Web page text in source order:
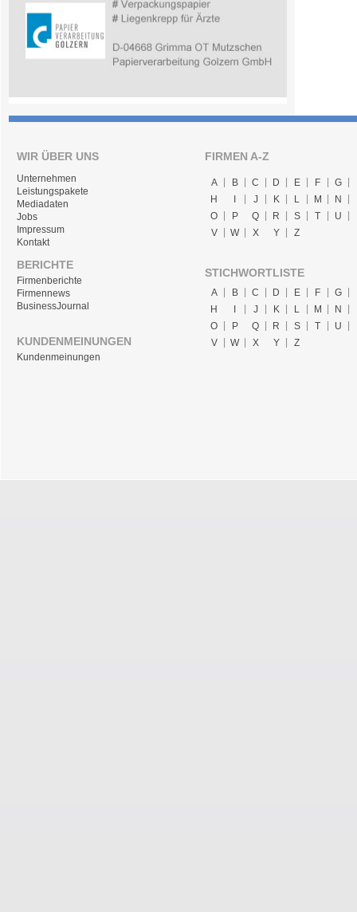
WIR ÜBER UNS
Unternehmen
Leistungspakete
Mediadaten
Jobs
Impressum
Kontakt
BERICHTE
Firmenberichte
Firmennews
BusinessJournal
KUNDENMEINUNGEN
Kundenmeinungen
FIRMEN A-Z
A B C D E F
G
H
I J K L M
N
O
P Q R S T
U
V
W X Y Z
STICHWORTLISTE
A B C D E F
G
H
J K L M
N
O
P Q R S T
U
V
W X Y Z